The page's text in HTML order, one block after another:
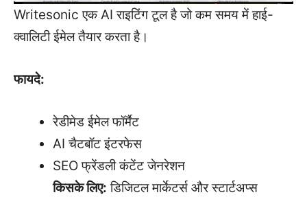
Writesonic एक AI राइटिंग टूल है जो कम समय में हाई-
क्वालिटी ईमेल तैयार करता है।
फायदे:
रेडीमेड ईमेल फॉर्मैट
AI चैटबॉट इंटरफेस
SEO फ्रेंडली कंटेंट जेनरेशन
किसके लिए: डिजिटल मार्केटर्स और स्टार्टअप्स